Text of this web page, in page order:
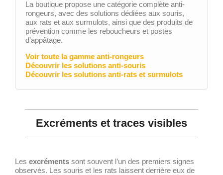
La boutique propose une catégorie complète anti-
rongeurs, avec des solutions dédiées aux souris,
aux rats et aux surmulots, ainsi que des produits de
prévention comme les reboucheurs et postes
d’appâtage.
Voir toute la gamme anti-rongeurs
Découvrir les solutions anti-souris
Découvrir les solutions anti-rats et surmulots
Excréments et traces visibles
Les excréments sont souvent l’un des premiers signes
observés. Les souris et les rats laissent derrière eux de